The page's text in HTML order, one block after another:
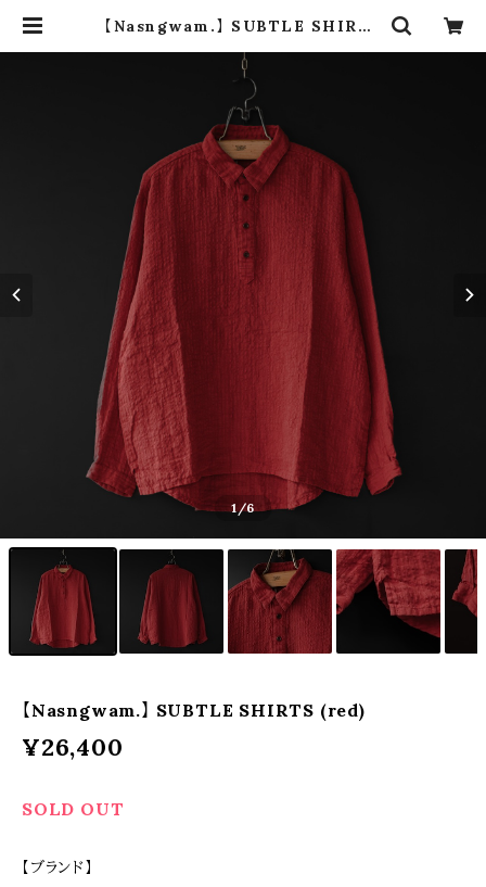
【Nasngwam.】 SUBTLE SHIRTS
1/6
【Nasngwam.】 SUBTLE SHIRTS (red)
¥26,400
SOLD OUT
【ブランド】